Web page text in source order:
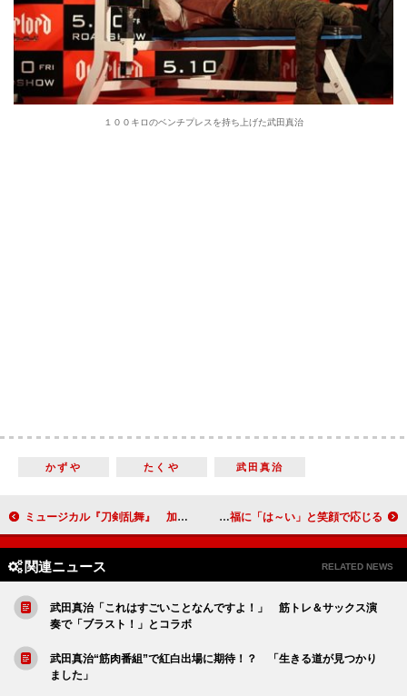
１００キロのベンチプレスを持ち上げた武田真治
かずや たくや 武田真治
ミュージカル『刀剣乱舞』 加州清光 単騎出陣 アジアツアー 加州清光が魅了する圧巻のステージ 竹内結子、結婚後初公の場 祝福に「は～い」と笑顔で応じる
関連ニュース RELATED NEWS
武田真治「これはすごいことなんですよ！」 筋トレ＆サックス演
奏で「ブラスト！」とコラボ
武田真治“筋肉番組”で紅白出場に期待！？ 「生きる道が見つかり
ました」